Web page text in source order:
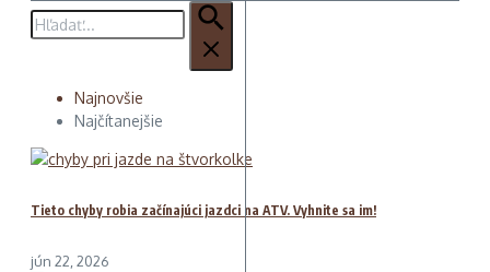
Hľadať:
Najnovšie
Najčítanejšie
Tieto chyby robia začínajúci jazdci na ATV. Vyhnite sa im!
jún 22, 2026